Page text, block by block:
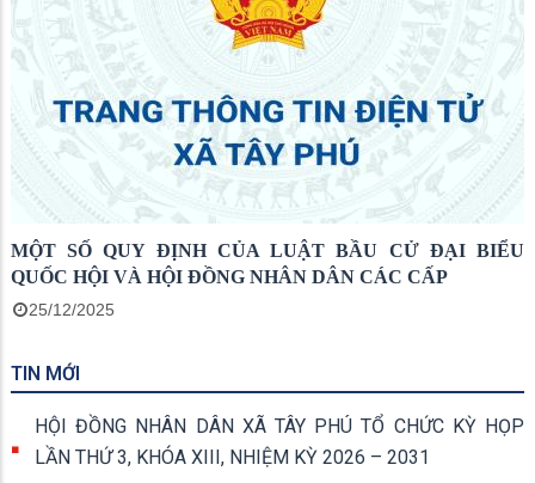
MỘT SỐ QUY ĐỊNH CỦA LUẬT BẦU CỬ ĐẠI BIỂU
QUỐC HỘI VÀ HỘI ĐỒNG NHÂN DÂN CÁC CẤP
25/12/2025
TIN MỚI
HỘI ĐỒNG NHÂN DÂN XÃ TÂY PHÚ TỔ CHỨC KỲ HỌP
LẦN THỨ 3, KHÓA XIII, NHIỆM KỲ 2026 – 2031